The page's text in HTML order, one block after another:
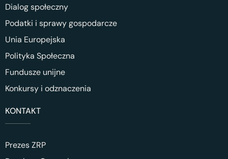
Dialog społeczny
Podatki i sprawy gospodarcze
Unia Europejska
Polityka Społeczna
Fundusze unijne
Konkursy i odznaczenia
KONTAKT
Prezes ZRP